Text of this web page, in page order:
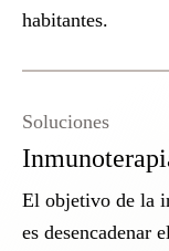
habitantes.
Soluciones
El objetivo de la
es desencadenar